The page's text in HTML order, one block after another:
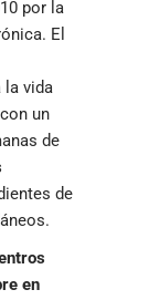
por la
El
la vida
un
de
de
en